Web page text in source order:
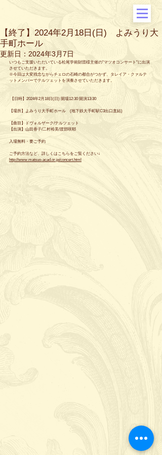
【終了】2024年2月18日(日) よみうり大
手町ホール
更新日： 2024年3月7日
いつもご支援いただいている松尾学術財団様主催の"マツオコンサート"に出演
させていただきます。
※今回は大変残念ながらチェロの石崎の都合がつかず、タレイア・クァルテ
ットメンバーでテルツェットを演奏させていただきます。
【日時】2024年2月18日(日) 開場12:30 開演13:30
【場所】よみうり大手町ホール　(地下鉄大手町駅C3出口直結)
【曲目】ドヴォルザーク/テルツェット
【出演】山田香子/二村裕美/渡部咲耶
入場無料・要ご予約
ご予約方法など、詳しくはこちらをご覧ください↓
http://www.matsuo-acad.or.jp/concert.html